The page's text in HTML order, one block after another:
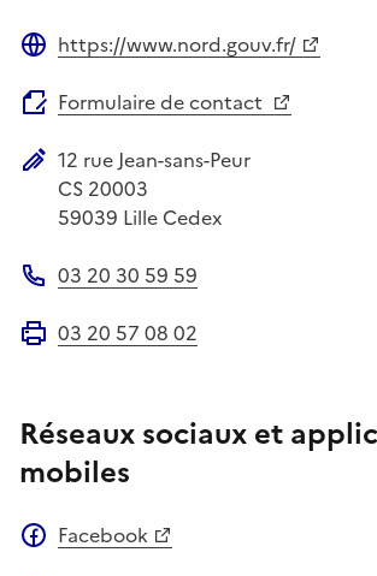
https://www.nord.gouv.fr/
Formulaire de contact
Adresse postale
12 rue Jean-sans-Peur
CS 20003
59039 Lille Cedex
03 20 30 59 59
03 20 57 08 02
Réseaux sociaux et
mobiles
Facebook